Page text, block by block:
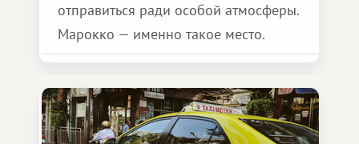
отправиться ради особой атмосферы.
Марокко — именно такое место.